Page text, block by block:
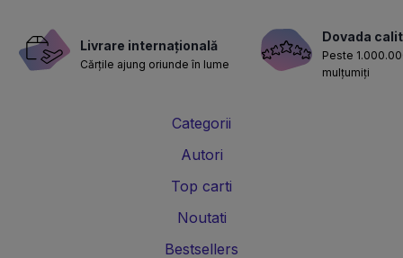
Livrare internațională
Cărțile ajung oriunde în lume
Dovada
Peste
mulțumiți
Categorii
Autori
Top carti
Noutati
Bestsellers